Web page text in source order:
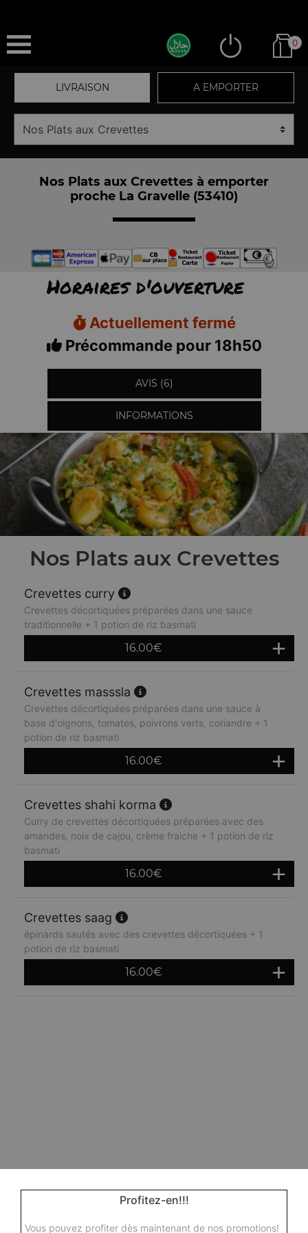
0
LIVRAISON A EMPORTER
Nos Plats aux Crevettes à emporter
proche La Gravelle (53410)
Horaires d'ouverture
Actuellement fermé
Précommande pour 18h50
AVIS (6)
INFORMATIONS
Nos Plats aux Crevettes
Crevettes curry
Crevettes décortiquées préparées dans une sauce
traditionnelle + 1 potion de riz basmati
16.00€
Crevettes masssla
Crevettes décortiquées préparées dans une sauce à
base d'oignons, tomates, poivrons verts, coriandre + 1
potion de riz basmati
16.00€
Crevettes shahi korma
Curry de crevettes décortiquées préparées avec des
amandes, noix de cajou, crème fraiche + 1 potion de riz
basmati
16.00€
Crevettes saag
épinards sautés avec des crevettes décortiquées + 1
potion de riz basmati
16.00€
Profitez-en!!!
Vous pouvez profiter dès maintenant de nos promotions!